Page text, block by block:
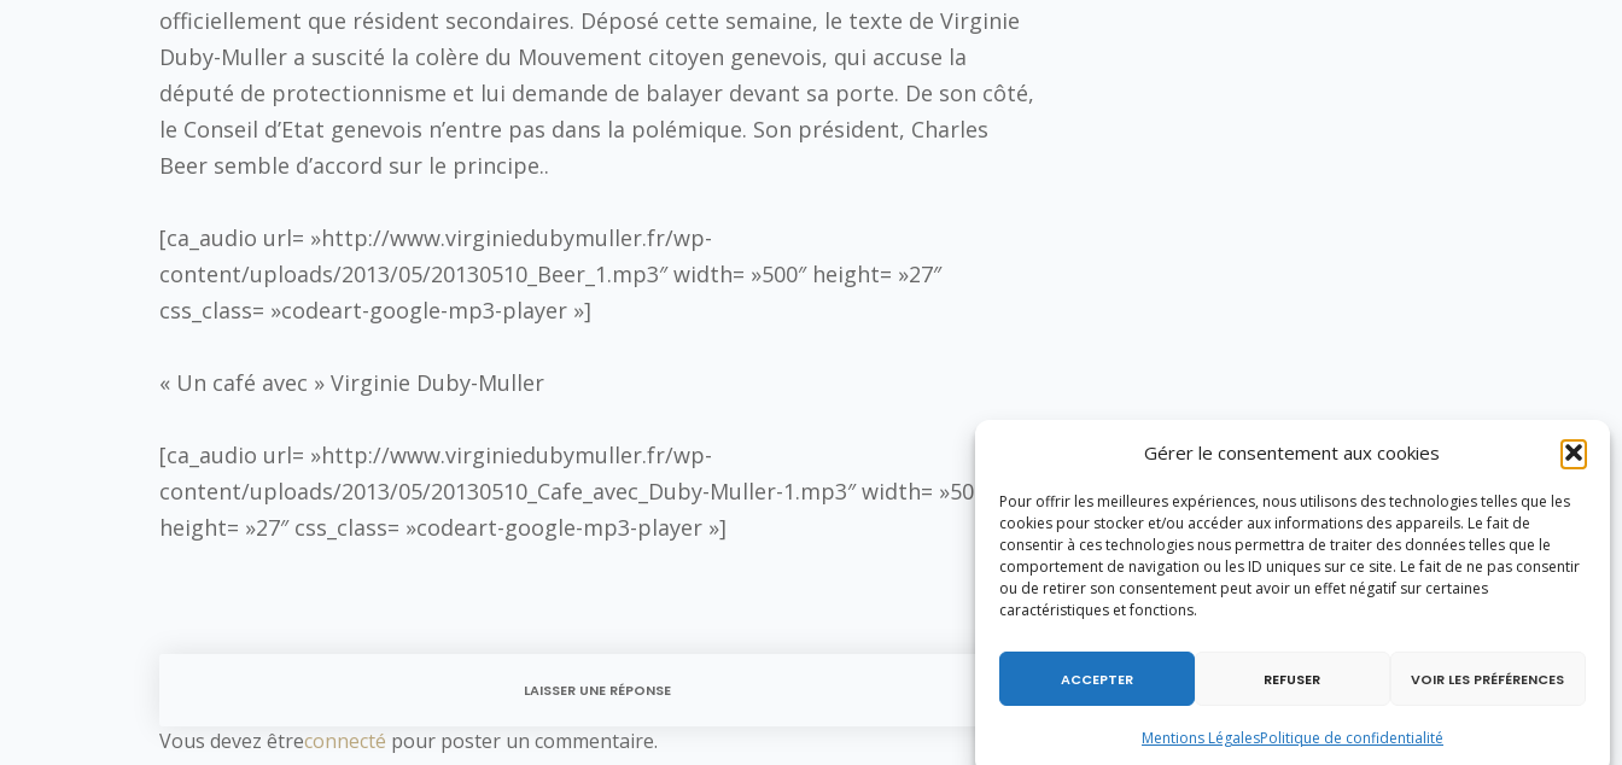
Gérer le consentement aux cookies
Pour offrir les meilleures expériences, nous utilisons des technologies telles que les
cookies pour stocker et/ou accéder aux informations des appareils. Le fait de
consentir à ces technologies nous permettra de traiter des données telles que le
comportement de navigation ou les ID uniques sur ce site. Le fait de ne pas consentir
ou de retirer son consentement peut avoir un effet négatif sur certaines
caractéristiques et fonctions.
ACCEPTER REFUSER VOIR LES PRÉFÉRENCES
Mentions LégalesPolitique de confidentialité
officiellement que résident secondaires. Déposé cette semaine, le texte de Virginie
Duby-Muller a suscité la colère du Mouvement citoyen genevois, qui accuse la
député de protectionnisme et lui demande de balayer devant sa porte. De son côté,
le Conseil d’Etat genevois n’entre pas dans la polémique. Son président, Charles
Beer semble d’accord sur le principe..
[ca_audio url= »http://www.virginiedubymuller.fr/wp-
content/uploads/2013/05/20130510_Beer_1.mp3″ width= »500″ height= »27″
css_class= »codeart-google-mp3-player »]
« Un café avec » Virginie Duby-Muller
[ca_audio url= »http://www.virginiedubymuller.fr/wp-
content/uploads/2013/05/20130510_Cafe_avec_Duby-Muller-1.mp3″ width= »500″
height= »27″ css_class= »codeart-google-mp3-player »]
LAISSER UNE RÉPONSE
Vous devez êtreconnecté pour poster un commentaire.